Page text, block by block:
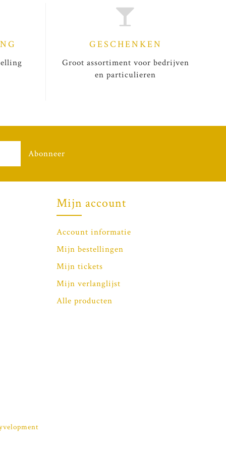
GESCHENKEN
Groot assortiment voor bedrijven
en particulieren
Abonneer
Mijn account
Account informatie
Mijn bestellingen
Mijn tickets
Mijn verlanglijst
Alle producten